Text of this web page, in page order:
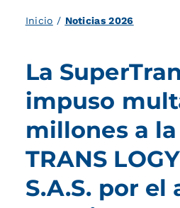
Inicio / Noticias 2026
La
impuso
millones a
TRANS
S.A.S. por el